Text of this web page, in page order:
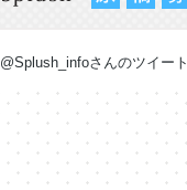
@Splush_infoさんのツイート